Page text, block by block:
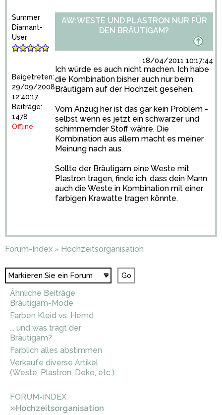
Summer
Diamant-
User
Beigetreten:
29/09/2008
12:40:17
Beiträge:
1478
Offline
AW:WESTE UND PLASTRON NUR FÜR
DEN BRÄUTIGAM?
18/04/2011 10:17:44
Ich würde es auch nicht machen. Ich habe
die Kombination bisher auch nur beim
Bräutigam auf der Hochzeit gesehen.
Vom Anzug her ist das gar kein Problem -
selbst wenn es jetzt ein schwarzer und
schimmernder Stoff währe. Die
Kombination aus allem macht es meiner
Meinung nach aus.
Sollte der Bräutigam eine Weste mit
Plastron tragen, finde ich, dass dein Mann
auch die Weste in Kombination mit einer
farbigen Krawatte tragen könnte.
Forum-Index » Hochzeitsorganisation
Ähnliche Beiträge
Bräutigam-Mode
Farben Kleid vs. Hemd
... und was trägt der
Bräutigam?
Farblich alles abstimmen
Verkaufe diverse Artikel
(Weste, Plastron, Deko, etc.)
FORUM-INDEX
»Hochzeitsorganisation